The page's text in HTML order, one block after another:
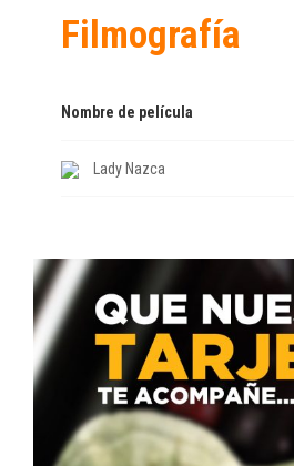
Filmografía
Nombre de película
Lady Nazca